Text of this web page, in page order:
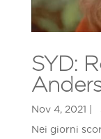
SYD:
Nei giorni